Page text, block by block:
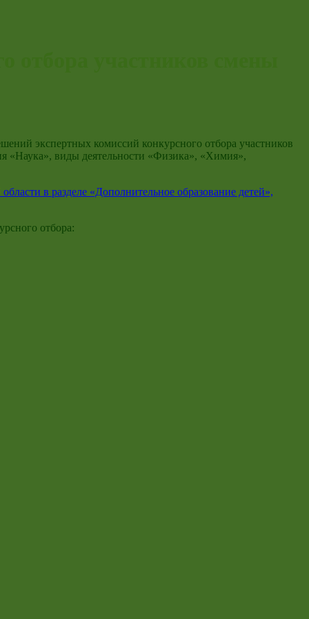
экспертных комиссий конкурсного отбора участников
«Наука», виды деятельности «Физика», «Химия»,
в разделе «Дополнительное образование детей»,
отбора: